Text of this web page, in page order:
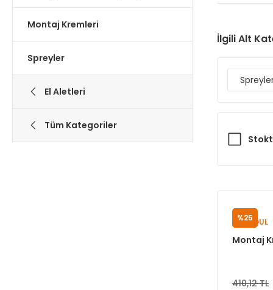
Montaj Kremleri
Spreyler
El Aletleri
Tüm Kategoriler
İlgili Alt
%25
SUNSOUL
Montaj
410,12 TL